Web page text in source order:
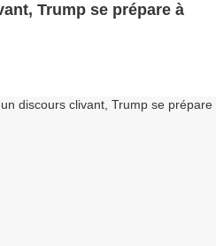
Trump se prépare à